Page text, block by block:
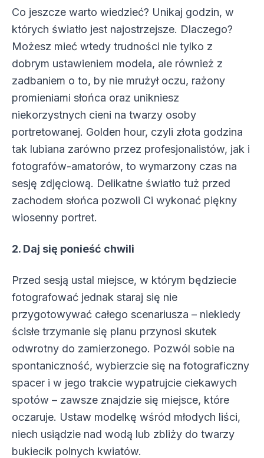
Co jeszcze warto wiedzieć? Unikaj godzin, w
których światło jest najostrzejsze. Dlaczego?
Możesz mieć wtedy trudności nie tylko z
dobrym ustawieniem modela, ale również z
zadbaniem o to, by nie mrużył oczu, rażony
promieniami słońca oraz unikniesz
niekorzystnych cieni na twarzy osoby
portretowanej. Golden hour, czyli złota godzina
tak lubiana zarówno przez profesjonalistów, jak i
fotografów-amatorów, to wymarzony czas na
sesję zdjęciową. Delikatne światło tuż przed
zachodem słońca pozwoli Ci wykonać piękny
wiosenny portret.
2. Daj się ponieść chwili
Przed sesją ustal miejsce, w którym będziecie
fotografować jednak staraj się nie
przygotowywać całego scenariusza – niekiedy
ścisłe trzymanie się planu przynosi skutek
odwrotny do zamierzonego. Pozwól sobie na
spontaniczność, wybierzcie się na fotograficzny
spacer i w jego trakcie wypatrujcie ciekawych
spotów – zawsze znajdzie się miejsce, które
oczaruje. Ustaw modelkę wśród młodych liści,
niech usiądzie nad wodą lub zbliży do twarzy
bukiecik polnych kwiatów.